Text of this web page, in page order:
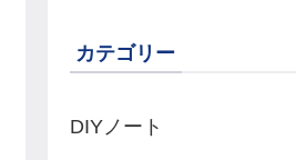
カテゴリー
DIYノート